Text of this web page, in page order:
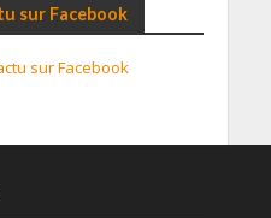
sur Facebook
sur Facebook